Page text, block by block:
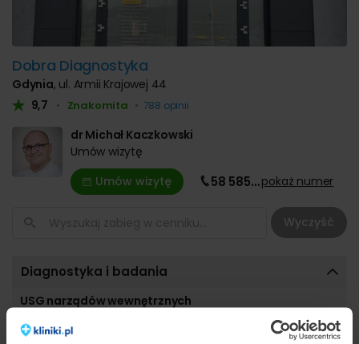
Dobra Diagnostyka
Gdynia, ul. Armii Krajowej 44
9,7
• Znakomita • 788 opinii
dr Michał Kaczkowski
Umów wizytę
Umów wizytę
58 585…pokaż numer
Wyczyść
Diagnostyka i badania
USG narządów wewnętrznych
USG tarczycy 300zł